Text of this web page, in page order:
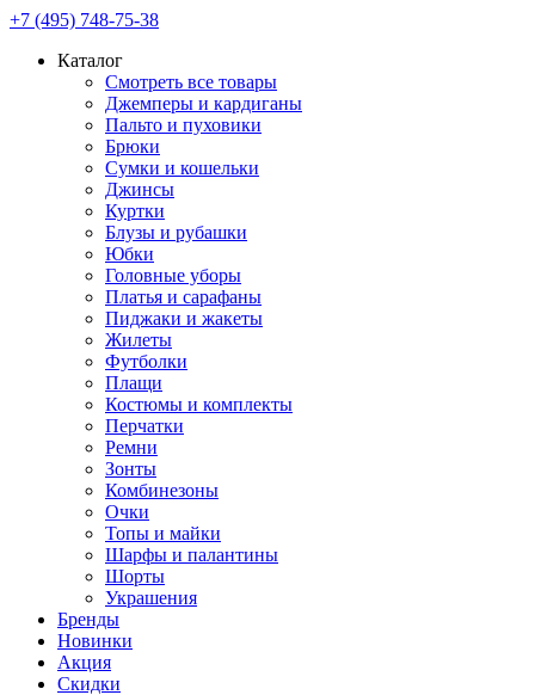
+7 (495) 748-75-38
Каталог
Смотреть все товары
Джемперы и кардиганы
Пальто и пуховики
Брюки
Сумки и кошельки
Джинсы
Куртки
Блузы и рубашки
Юбки
Головные уборы
Платья и сарафаны
Пиджаки и жакеты
Жилеты
Футболки
Плащи
Костюмы и комплекты
Перчатки
Ремни
Зонты
Комбинезоны
Очки
Топы и майки
Шарфы и палантины
Шорты
Украшения
Бренды
Новинки
Акция
Скидки